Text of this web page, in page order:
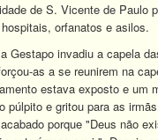
de S. Vicente de Paulo
orfanatos e asilos.
Gestapo invadiu a capela
as a se reunirem na
estava exposto e um
púlpito e gritou para as
porque "Deus não